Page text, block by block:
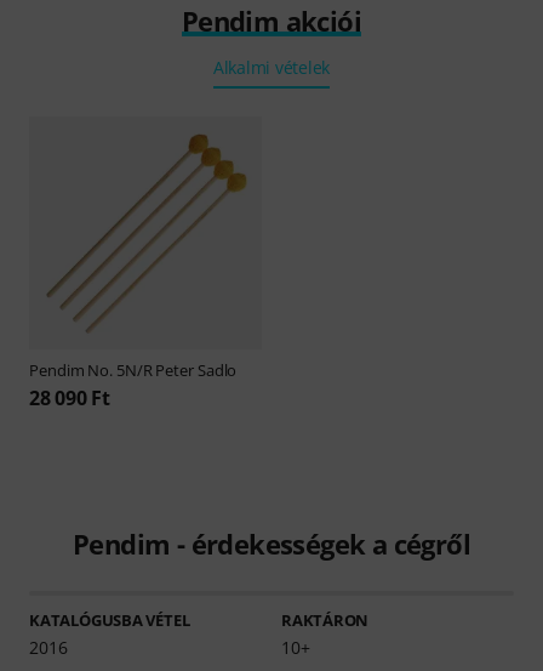
Pendim akciói
Alkalmi vételek
Pendim No. 5N/R Peter Sadlo
28 090 Ft
Pendim - érdekességek a cégről
KATALÓGUSBA VÉTEL
2016
RAKTÁRON
10+